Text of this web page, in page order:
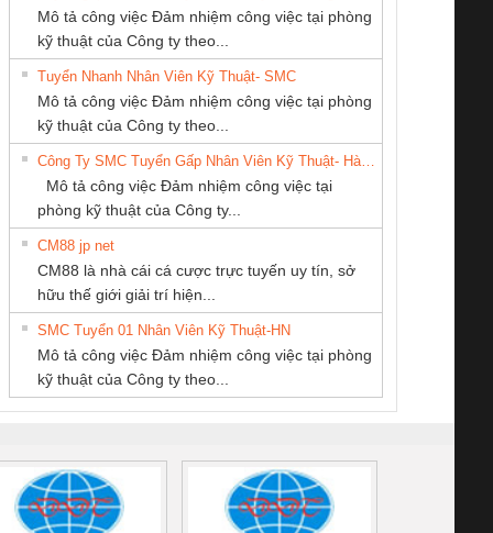
An Toàn
Contact
– PSR-
SCP-
FSP/2X1/1X2
sát chuỗi
tấm pin
16I+
(2502520000)
Bộ giám sát chuỗi
tấm pin
TRANSCLINIC 16I+
1K5 L (2433950000)
Bộ giám sát dòng
TRANSCLINIC 16I+
(2008130000)
Bộ chỉnh lưu nguồn
điện TRANSCLINIC
BKE 1K5.4
(7791400879)2. Giá
Nẹp nhôm chống
trơn Đà Nẵng
Dong Cang
LTD
CÔNG TY TNHH
THƯƠNG MẠI
THIÊN ÂN VIỆT
NAM
CÔNG TY CP TỰ
HƯNG
TY CỔ
TỰ ĐỘNG
HƯNG
PHẦN DÂY VÀ
CÁP ĐIỆN
THƯỢNG ĐÌNH
THIẾT BỊ CÔNG
NAM
Mô tả công việc Đảm nhiệm công việc tại phòng
kỹ thuật của Công ty theo...
Tuyển Nhanh Nhân Viên Kỹ Thuật- SMC
Mô tả công việc Đảm nhiệm công việc tại phòng
kỹ thuật của Công ty theo...
Mô tả công việc Đảm nhiệm công việc tại
phòng kỹ thuật của Công ty...
CM88 jp net
CM88 là nhà cái cá cược trực tuyến uy tín, sở
hữu thế giới giải trí hiện...
SMC Tuyển 01 Nhân Viên Kỹ Thuật-HN
Mô tả công việc Đảm nhiệm công việc tại phòng
kỹ thuật của Công ty theo...